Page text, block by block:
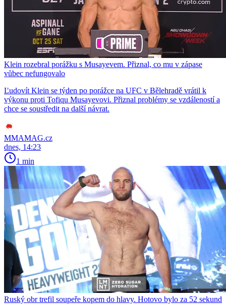
Klein rozebral porážku s Musayevem. Přiznal, co mu v zápase
vůbec nefungovalo
Ľudovít Klein se týden po porážce na UFC v Bělehradě vrátil k
výkonu proti Tofiqu Musayevovi. Přiznal problémy se vzdáleností a
chce se soustředit na další návrat.
MMAMAG.cz
dnes, 14:23
1 min
Ruský obr trefil soupeře kopem do hlavy. Hotovo bylo za 52 sekund